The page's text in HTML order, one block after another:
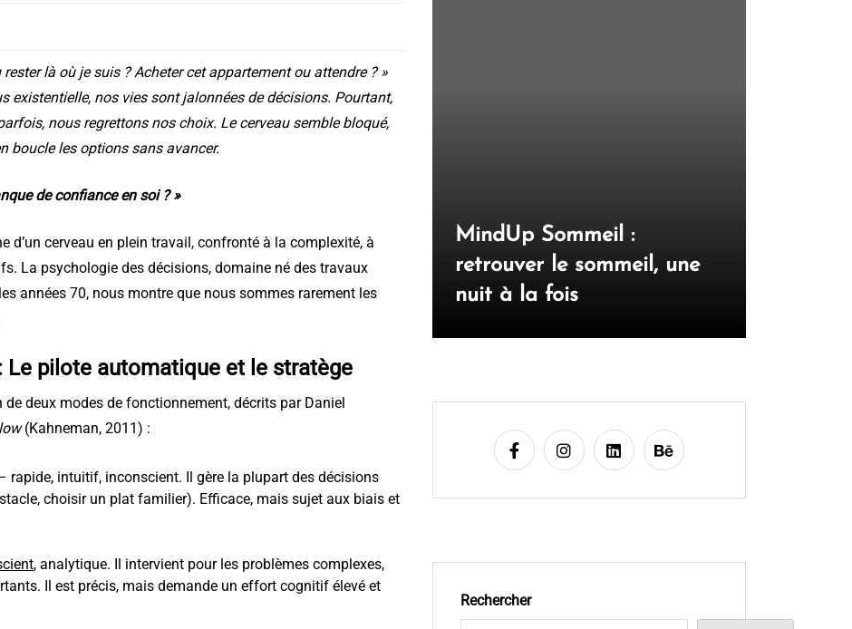
là où je suis ? Acheter cet appartement ou attendre ? »
existentielle, nos vies sont jalonnées de décisions. Pourtant,
nous regrettons nos choix. Le cerveau semble bloqué,
boucle les options sans avancer.
de confiance en soi ? »
d’un cerveau en plein travail, confronté à la complexité, à
La psychologie des décisions, domaine né des travaux
années 70, nous montre que nous sommes rarement les
Le pilote automatique et le stratège
deux modes de fonctionnement, décrits par Daniel
(Kahneman, 2011) :
rapide, intuitif, inconscient. Il gère la plupart des décisions
choisir un plat familier). Efficace, mais sujet aux biais et
, analytique. Il intervient pour les problèmes complexes,
Il est précis, mais demande un effort cognitif élevé et
:
et
La thérapie EMDR est-elle
vraiment efficace ?
MindUp Sommeil :
retrouver le sommeil, une
nuit à la fois
Rechercher